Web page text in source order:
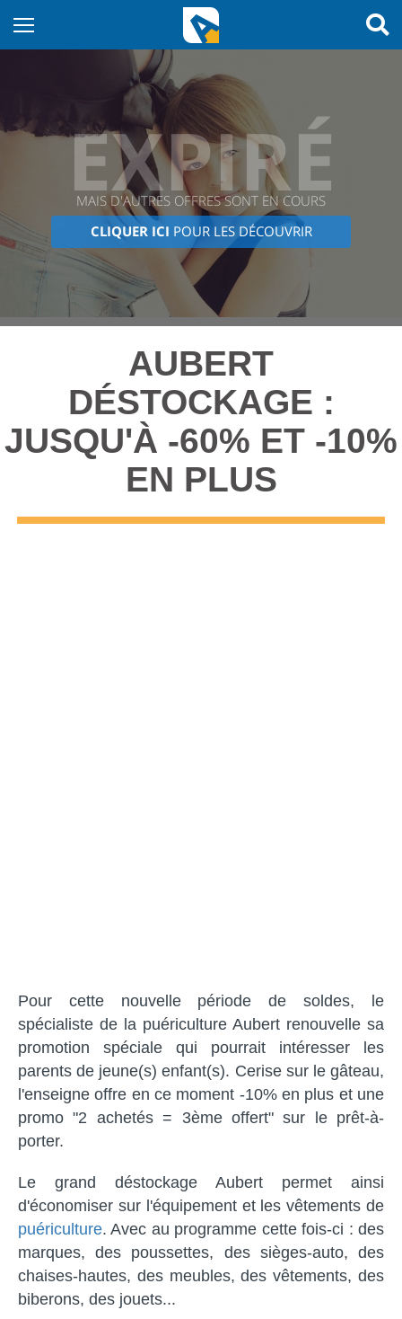
EXPIRÉ
MAIS D'AUTRES OFFRES SONT EN COURS
CLIQUER ICI POUR LES DÉCOUVRIR
AUBERT
DÉSTOCKAGE :
JUSQU'À -60% ET -10%
EN PLUS
Pour cette nouvelle période de soldes, le
spécialiste de la puériculture Aubert renouvelle sa
promotion spéciale qui pourrait intéresser les
parents de jeune(s) enfant(s). Cerise sur le gâteau,
l'enseigne offre en ce moment -10% en plus et une
promo "2 achetés = 3ème offert" sur le prêt-à-
porter.
Le grand déstockage Aubert permet ainsi
d'économiser sur l'équipement et les vêtements de
puériculture. Avec au programme cette fois-ci : des
marques, des poussettes, des sièges-auto, des
chaises-hautes, des meubles, des vêtements, des
biberons, des jouets...